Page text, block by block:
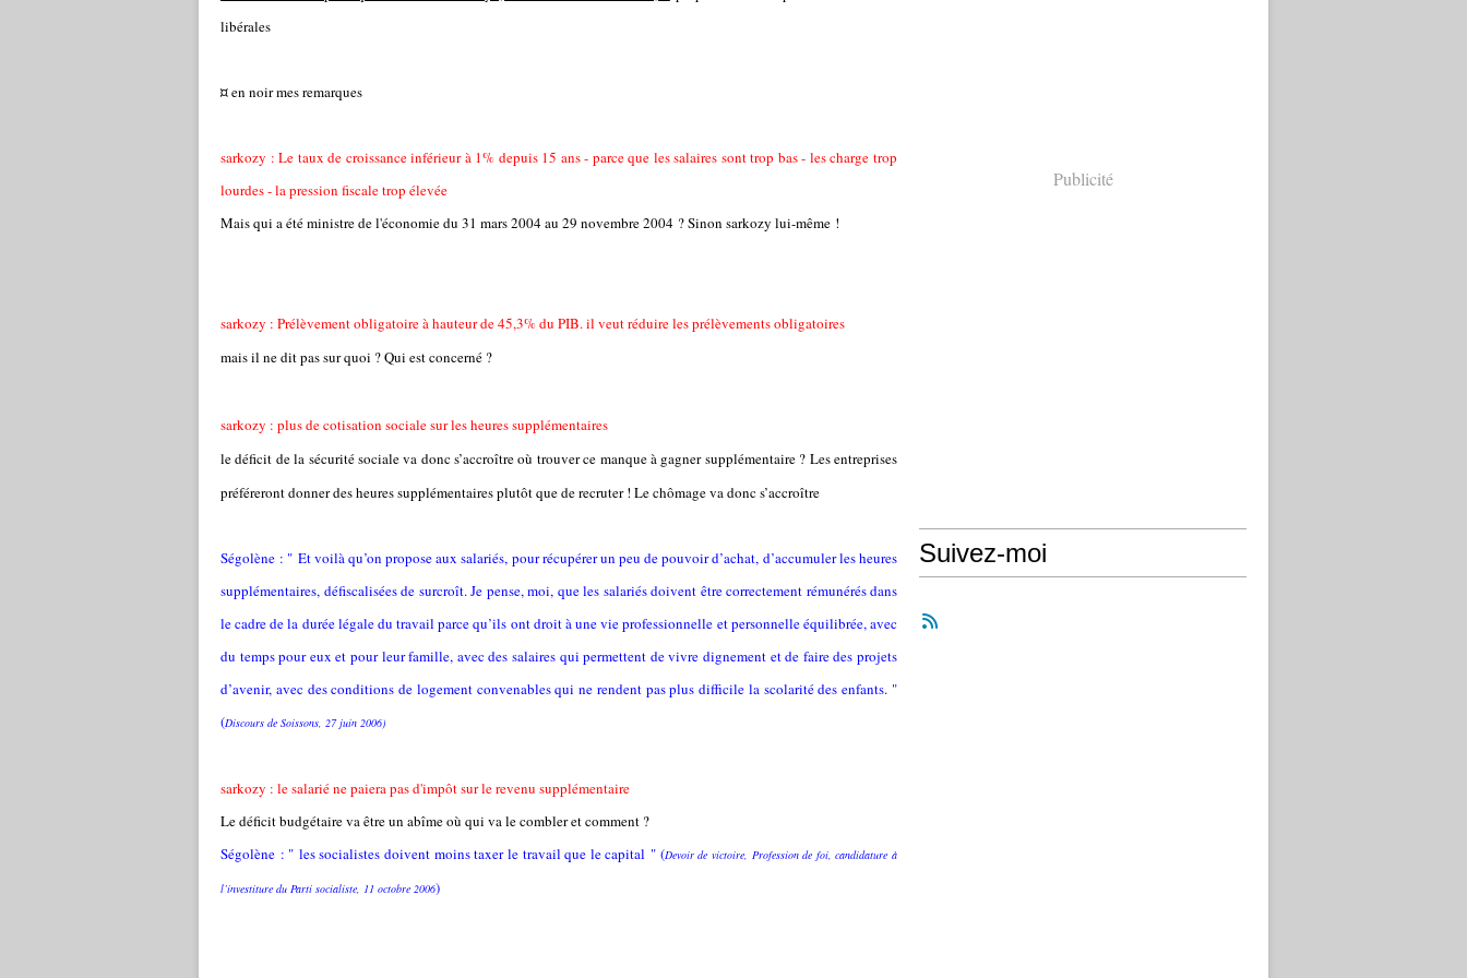
libérales
¤ en noir mes remarques
sarkozy : Le taux de croissance inférieur à 1% depuis 15 ans - parce que les salaires sont trop bas - les charge trop
lourdes - la pression fiscale trop élevée
Mais qui a été ministre de l'économie du 31 mars 2004 au 29 novembre 2004 ? Sinon sarkozy lui-même !
sarkozy : Prélèvement obligatoire à hauteur de 45,3% du PIB. il veut réduire les prélèvements obligatoires
mais il ne dit pas sur quoi ? Qui est concerné ?
sarkozy : plus de cotisation sociale sur les heures supplémentaires
le déficit de la sécurité sociale va donc s’accroître où trouver ce manque à gagner supplémentaire ? Les entreprises
préféreront donner des heures supplémentaires plutôt que de recruter ! Le chômage va donc s’accroître
Ségolène : " Et voilà qu’on propose aux salariés, pour récupérer un peu de pouvoir d’achat, d’accumuler les heures
supplémentaires, défiscalisées de surcroît. Je pense, moi, que les salariés doivent être correctement rémunérés dans
le cadre de la durée légale du travail parce qu’ils ont droit à une vie professionnelle et personnelle équilibrée, avec
du temps pour eux et pour leur famille, avec des salaires qui permettent de vivre dignement et de faire des projets
d’avenir, avec des conditions de logement convenables qui ne rendent pas plus difficile la scolarité des enfants. "
(Discours de Soissons, 27 juin 2006)
sarkozy : le salarié ne paiera pas d'impôt sur le revenu supplémentaire
Le déficit budgétaire va être un abîme où qui va le combler et comment ?
Ségolène : " les socialistes doivent moins taxer le travail que le capital " (Devoir de victoire, Profession de foi, candidature à
l’investiture du Parti socialiste, 11 octobre 2006)
Publicité
Suivez-moi